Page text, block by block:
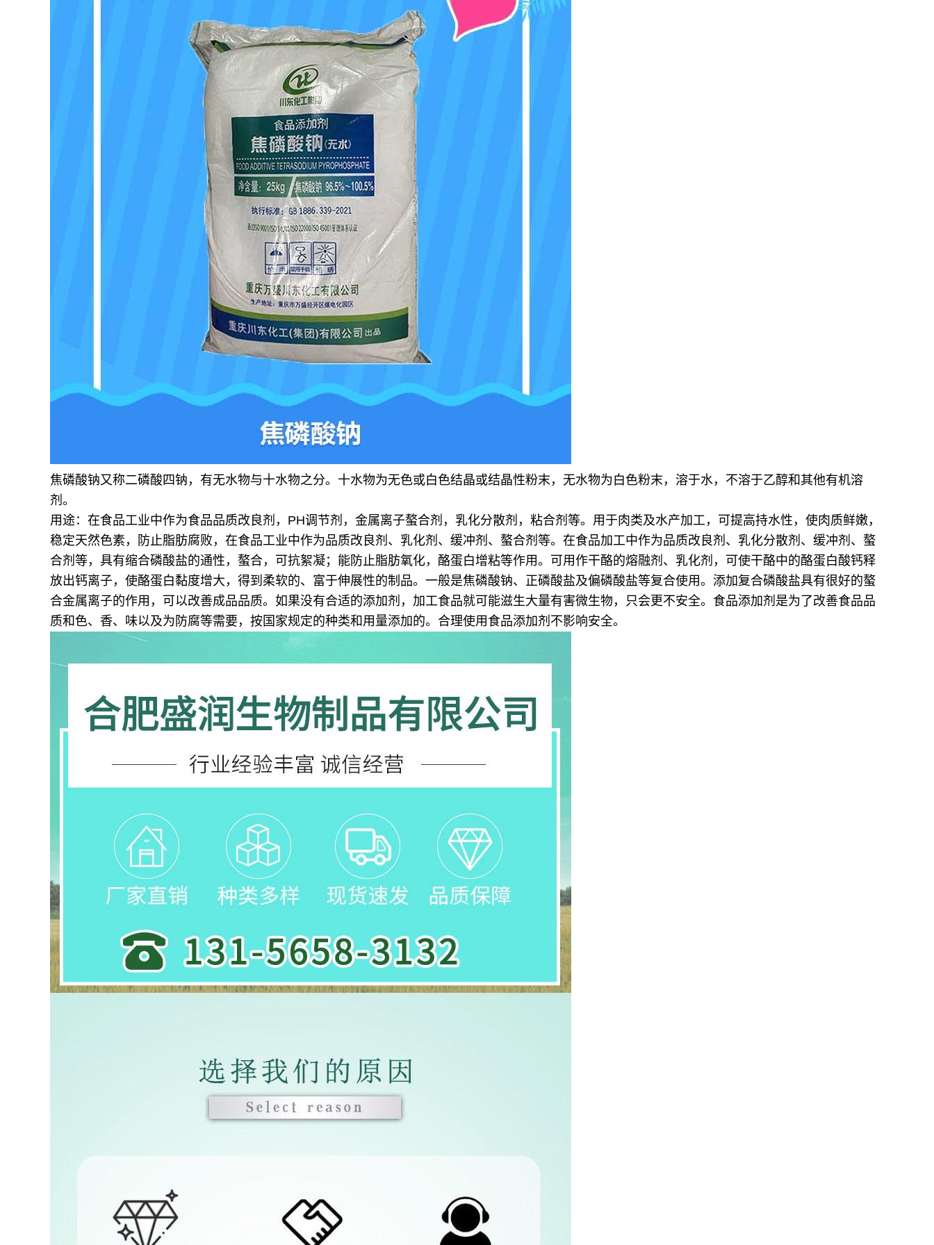
焦磷酸钠又称二磷酸四钠，有无水物与十水物之分。十水物为无色或白色结晶或结晶性粉末，无水物为白色粉末，溶于水，不溶于乙醇和其他有机溶
剂。
用途：在食品工业中作为食品品质改良剂，PH调节剂，金属离子螯合剂，乳化分散剂，粘合剂等。用于肉类及水产加工，可提高持水性，使肉质鲜嫩，
稳定天然色素，防止脂肪腐败，在食品工业中作为品质改良剂、乳化剂、缓冲剂、螯合剂等。 在食品加工中作为品质改良剂、乳化分散剂、缓冲剂、螯
合剂等，具有缩合磷酸盐的通性，螯合，可抗絮凝；能防止脂肪氧化，酪蛋白增粘等作用。 可用作干酪的熔融剂、乳化剂，可使干酪中的酪蛋白酸钙释
放出钙离子，使酪蛋白黏度增大，得到柔软的、富于伸展性的制品。一般是焦磷酸钠、正磷酸盐及偏磷酸盐等复合使用。 添加复合磷酸盐具有很好的螯
合金属离子的作用，可以改善成品品质。如果没有合适的添加剂，加工食品就可能滋生大量有害微生物，只会更不安全。食品添加剂是为了改善食品品
质和色、香、味以及为防腐等需要，按国家规定的种类和用量添加的。合理使用食品添加剂不影响安全。